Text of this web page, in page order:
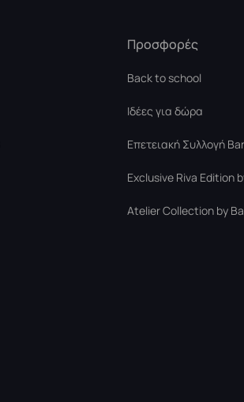
Προσφορές
Back to school
Ιδέες για δώρα
Επετειακή Συλλογή
Exclusive Riva Edition
Atelier Collection by